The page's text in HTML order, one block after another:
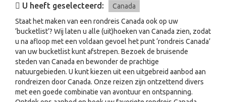
U heeft geselecteerd:
Canada
Staat het maken van een rondreis Canada ook op uw
‘bucketlist’? Wij laten u alle (uit)hoeken van Canada zien, zodat
u na afloop met een voldaan gevoel het punt ‘rondreis Canada’
van uw bucketlist kunt afstrepen. Bezoek de bruisende
steden van Canada en bewonder de prachtige
natuurgebieden. U kunt kiezen uit een uitgebreid aanbod aan
rondreizen door Canada. Onze reizen zijn ontzettend divers
met een goede combinatie van avontuur en ontspanning.